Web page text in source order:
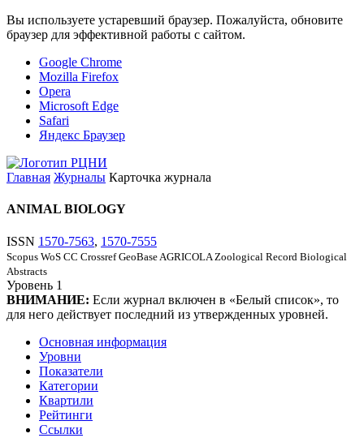
Вы используете устаревший браузер. Пожалуйста, обновите
браузер для эффективной работы с сайтом.
Google Chrome
Mozilla Firefox
Opera
Microsoft Edge
Safari
Яндекс Браузер
Главная Журналы Карточка журнала
ANIMAL BIOLOGY
ISSN 1570-7563, 1570-7555
Scopus WoS CC Crossref GeoBase AGRICOLA Zoological Record Biological
Abstracts
Уровень 1
ВНИМАНИЕ: Если журнал включен в «Белый список», то
для него действует последний из утвержденных уровней.
Основная информация
Уровни
Показатели
Категории
Квартили
Рейтинги
Ссылки